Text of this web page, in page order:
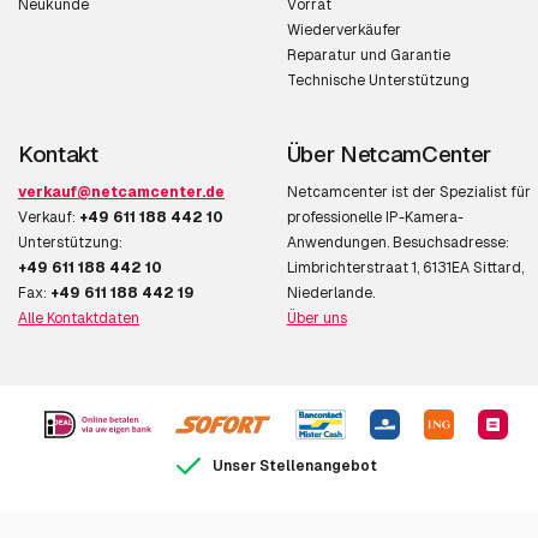
CCD-Sensorgröße 25,4 / 8 mm (1 / 8 Zoll)
Anzahl der Linsen
Maximale
Blendenzahl
Video
Megapixel insgesamt 6 MP
Neukunde
Vorrat
Wiederverkäufer
Reparatur und Garantie
Technische Unterstützung
Kontakt
verkauf@netcamcenter.de
Verkauf: +49 611 188 442 10
Unterstützung:
+49 611 188 442 10
Fax: +49 611 188 442 19
Alle Kontaktdaten
Über NetcamCenter
Netcamcenter ist der Spezialist für
professionelle IP-Kamera-
Anwendungen. Besuchsadresse:
Limbrichterstraat 1, 6131EA Sittard,
Niederlande.
Über uns
Unser Stellenangebot